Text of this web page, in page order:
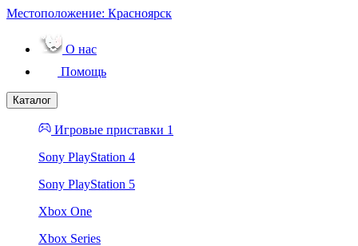
Местоположение: Красноярск
О нас
Помощь
Каталог
Игровые приставки 1
Sony PlayStation 4
Sony PlayStation 5
Xbox One
Xbox Series